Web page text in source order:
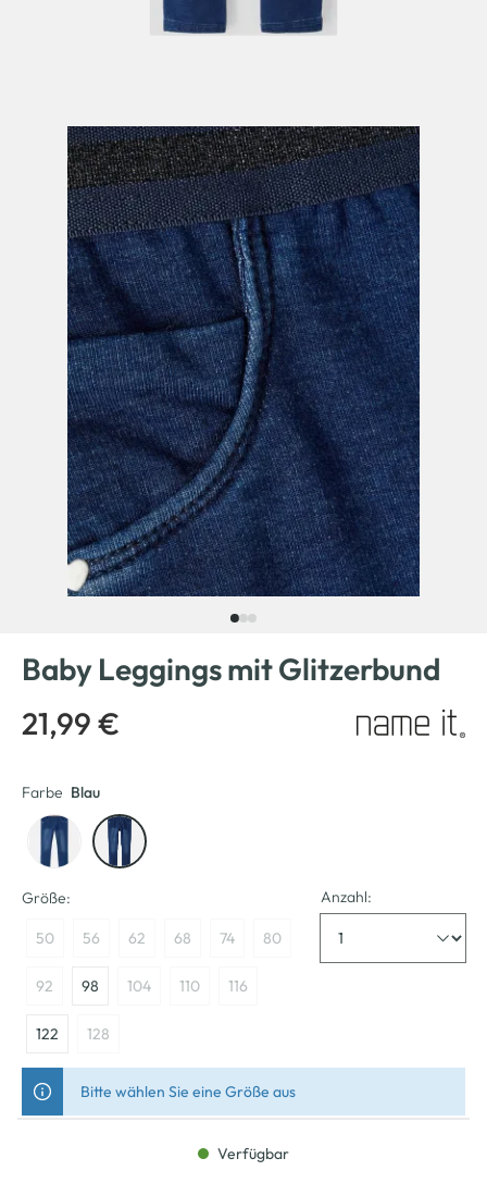
Baby Leggings mit Glitzerbund
21,99 €
Farbe Blau
Größe:
50 56 62 68 74 80
92 98 104 110 116
122 128
Anzahl:
Bitte wählen Sie eine Größe aus
Verfügbar